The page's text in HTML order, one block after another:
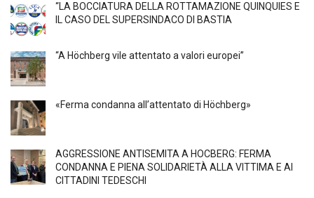
“LA BOCCIATURA DELLA ROTTAMAZIONE QUINQUIES E
IL CASO DEL SUPERSINDACO DI BASTIA
“A Höchberg vile attentato a valori europei”
«Ferma condanna all’attentato di Höchberg»
AGGRESSIONE ANTISEMITA A HÖCBERG: FERMA
CONDANNA E PIENA SOLIDARIETÀ ALLA VITTIMA E AI
CITTADINI TEDESCHI